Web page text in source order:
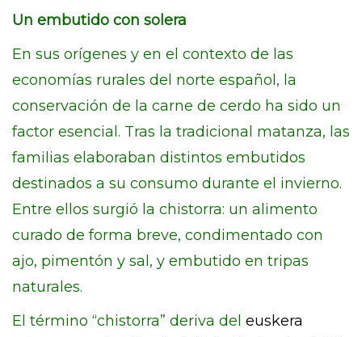
Un embutido con solera
En sus orígenes y en el contexto de las
economías rurales del norte español, la
conservación de la carne de cerdo ha sido un
factor esencial. Tras la tradicional matanza, las
familias elaboraban distintos embutidos
destinados a su consumo durante el invierno.
Entre ellos surgió la chistorra: un alimento
curado de forma breve, condimentado con
ajo, pimentón y sal, y embutido en tripas
naturales.
El término “chistorra” deriva del euskera